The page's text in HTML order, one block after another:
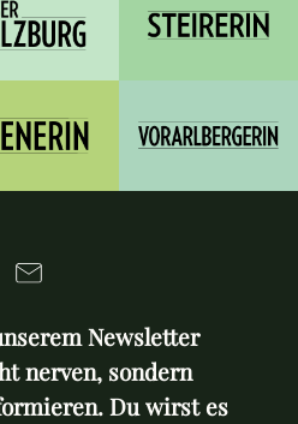
Newsletter
nerven, sondern
Du wirst es